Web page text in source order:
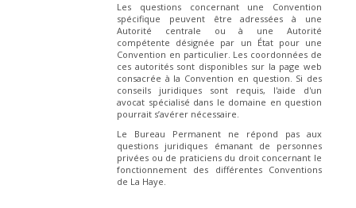
Les questions concernant une Convention
spécifique peuvent être adressées à une
Autorité centrale ou à une Autorité
compétente désignée par un État pour une
Convention en particulier. Les coordonnées de
ces autorités sont disponibles sur la page web
consacrée à la Convention en question. Si des
conseils juridiques sont requis, l'aide d'un
avocat spécialisé dans le domaine en question
pourrait s’avérer nécessaire.
Le Bureau Permanent ne répond pas aux
questions juridiques émanant de personnes
privées ou de praticiens du droit concernant le
fonctionnement des différentes Conventions
de La Haye.